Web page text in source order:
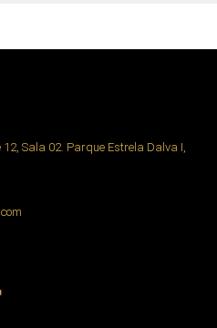
12, Sala 02. Parque Estrela Dalva I,